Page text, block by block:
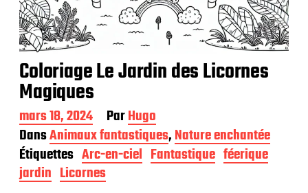
Coloriage Le Jardin des Licornes
Magiques
D
a
t
e
d
e
mars 18, 2024 ParHugo
DansAnimaux fantastiques,Nature enchantée
Étiquettes Arc-en-ciel Fantastique féerique
jardin Licornes